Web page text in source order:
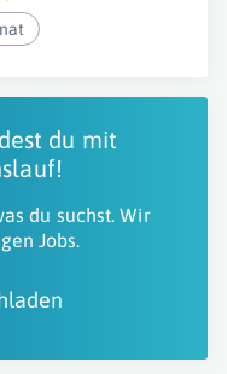
du mit
du suchst. Wir
Jobs.